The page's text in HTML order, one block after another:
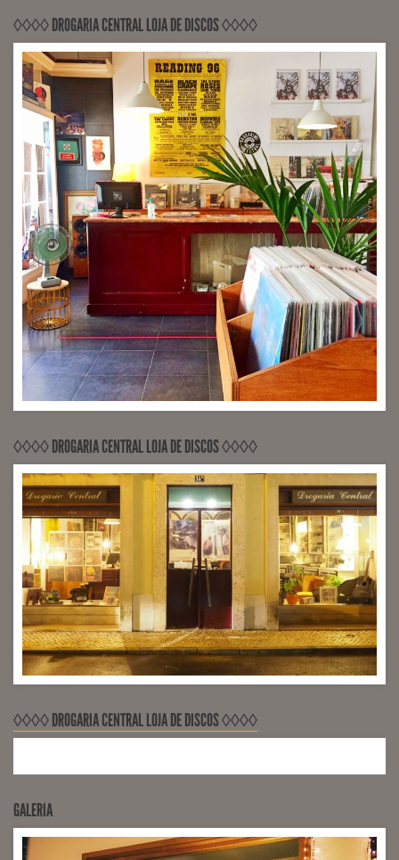
◊◊◊◊ DROGARIA CENTRAL LOJA DE DISCOS ◊◊◊◊
◊◊◊◊ DROGARIA CENTRAL LOJA DE DISCOS ◊◊◊◊
◊◊◊◊ DROGARIA CENTRAL LOJA DE DISCOS ◊◊◊◊
GALERIA